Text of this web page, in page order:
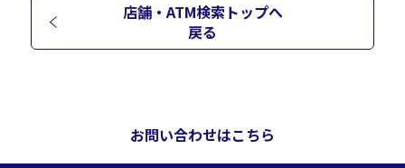
店舗・ATM検索トップへ
戻る
お問い合わせはこちら